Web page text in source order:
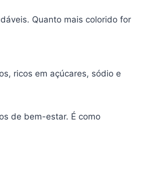
Quanto mais colorido for
ricos em açúcares, sódio e
de bem-estar. É como